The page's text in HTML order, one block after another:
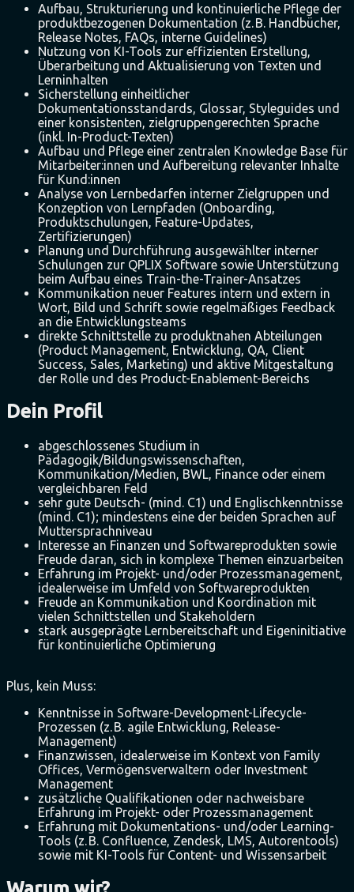
Aufbau, Strukturierung und kontinuierliche Pflege der
produktbezogenen Dokumentation (z. B. Handbücher,
Release Notes, FAQs, interne Guidelines)
Nutzung von KI-Tools zur effizienten Erstellung,
Überarbeitung und Aktualisierung von Texten und
Lerninhalten
Sicherstellung einheitlicher
Dokumentationsstandards, Glossar, Styleguides und
einer konsistenten, zielgruppengerechten Sprache
(inkl. In-Product-Texten)
Aufbau und Pflege einer zentralen Knowledge Base für
Mitarbeiter:innen und Aufbereitung relevanter Inhalte
für Kund:innen
Analyse von Lernbedarfen interner Zielgruppen und
Konzeption von Lernpfaden (Onboarding,
Produktschulungen, Feature-Updates,
Zertifizierungen)
Planung und Durchführung ausgewählter interner
Schulungen zur QPLIX Software sowie Unterstützung
beim Aufbau eines Train-the-Trainer-Ansatzes
Kommunikation neuer Features intern und extern in
Wort, Bild und Schrift sowie regelmäßiges Feedback
an die Entwicklungsteams
direkte Schnittstelle zu produktnahen Abteilungen
(Product Management, Entwicklung, QA, Client
Success, Sales, Marketing) und aktive Mitgestaltung
der Rolle und des Product-Enablement-Bereichs
Dein Profil
abgeschlossenes Studium in
Pädagogik/Bildungswissenschaften,
Kommunikation/Medien, BWL, Finance oder einem
vergleichbaren Feld
sehr gute Deutsch- (mind. C1) und Englischkenntnisse
(mind. C1); mindestens eine der beiden Sprachen auf
Muttersprachniveau
Interesse an Finanzen und Softwareprodukten sowie
Freude daran, sich in komplexe Themen einzuarbeiten
Erfahrung im Projekt- und/oder Prozessmanagement,
idealerweise im Umfeld von Softwareprodukten
Freude an Kommunikation und Koordination mit
vielen Schnittstellen und Stakeholdern
stark ausgeprägte Lernbereitschaft und Eigeninitiative
für kontinuierliche Optimierung
Plus, kein Muss:
Kenntnisse in Software-Development-Lifecycle-
Prozessen (z. B. agile Entwicklung, Release-
Management)
Finanzwissen, idealerweise im Kontext von Family
Offices, Vermögensverwaltern oder Investment
Management
zusätzliche Qualifikationen oder nachweisbare
Erfahrung im Projekt- oder Prozessmanagement
Erfahrung mit Dokumentations- und/oder Learning-
Tools (z. B. Confluence, Zendesk, LMS, Autorentools)
sowie mit KI-Tools für Content- und Wissensarbeit